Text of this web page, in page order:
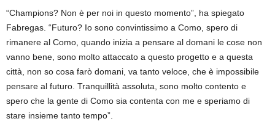
“Champions? Non è per noi in questo momento”, ha spiegato
Fabregas. “Futuro? Io sono convintissimo a Como, spero di
rimanere al Como, quando inizia a pensare al domani le cose non
vanno bene, sono molto attaccato a questo progetto e a questa
città, non so cosa farò domani, va tanto veloce, che è impossibile
pensare al futuro. Tranquillità assoluta, sono molto contento e
spero che la gente di Como sia contenta con me e speriamo di
stare insieme tanto tempo”.